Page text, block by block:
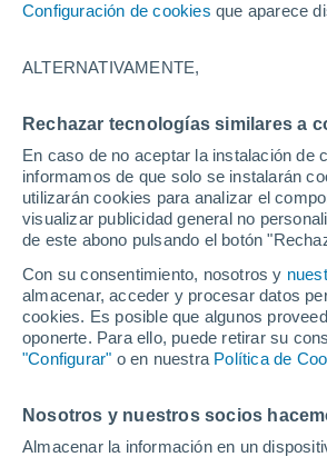
Configuración de cookies que aparece
ALTERNATIVAMENTE,
Rechazar tecnologías similares a
En caso de no aceptar la instalación de
informamos de que solo se instalarán
utilizarán cookies para analizar el
visualizar publicidad general no
de este abono pulsando el botón
Con su consentimiento, nosotros y
almacenar, acceder y procesar datos
cookies. Es posible que algunos
oponerte. Para ello, puede retirar su
"Configurar" o en nuestra Política de
Nosotros y nuestros socios
Almacenar la información en un